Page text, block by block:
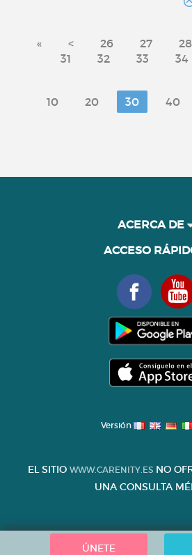
« < 26 27 28
31
32 33 34
10 20 30 40
ÚNETE
ACERCA DE
ACCESO
Versión
EL SITIO WWW.CARENITY.ES NO
UNA CONSULTA